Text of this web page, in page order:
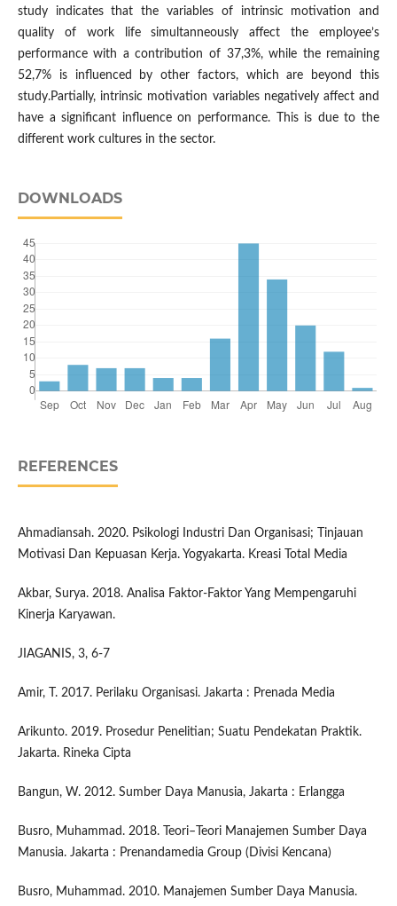
study indicates that the variables of intrinsic motivation and
quality of work life simultanneously affect the employee’s
performance with a contribution of 37,3%, while the remaining
52,7% is influenced by other factors, which are beyond this
study.Partially, intrinsic motivation variables negatively affect and
have a significant influence on performance. This is due to the
different work cultures in the sector.
DOWNLOADS
REFERENCES
Ahmadiansah. 2020. Psikologi Industri Dan Organisasi; Tinjauan
Motivasi Dan Kepuasan Kerja. Yogyakarta. Kreasi Total Media
Akbar, Surya. 2018. Analisa Faktor-Faktor Yang Mempengaruhi
Kinerja Karyawan.
JIAGANIS, 3, 6-7
Amir, T. 2017. Perilaku Organisasi. Jakarta : Prenada Media
Arikunto. 2019. Prosedur Penelitian; Suatu Pendekatan Praktik.
Jakarta. Rineka Cipta
Bangun, W. 2012. Sumber Daya Manusia, Jakarta : Erlangga
Busro, Muhammad. 2018. Teori–Teori Manajemen Sumber Daya
Manusia. Jakarta : Prenandamedia Group (Divisi Kencana)
Busro, Muhammad. 2010. Manajemen Sumber Daya Manusia.